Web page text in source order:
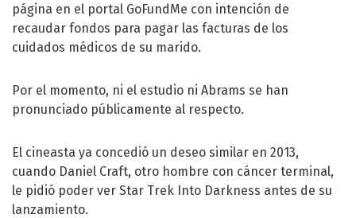
página en el portal GoFundMe con intención de
recaudar fondos para pagar las facturas de los
cuidados médicos de su marido.
Por el momento, ni el estudio ni Abrams se han
pronunciado públicamente al respecto.
El cineasta ya concedió un deseo similar en 2013,
cuando Daniel Craft, otro hombre con cáncer terminal,
le pidió poder ver Star Trek Into Darkness antes de su
lanzamiento.